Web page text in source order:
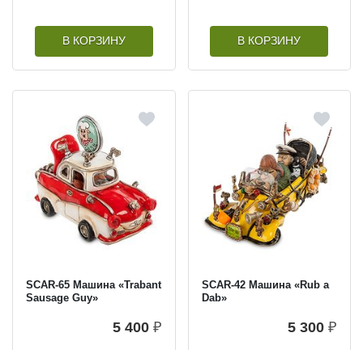
В КОРЗИНУ В КОРЗИНУ
SCAR-65 Машина «Trabant
Sausage Guy»
5 400 ₽
SCAR-42 Машина «Rub a
Dab»
5 300 ₽